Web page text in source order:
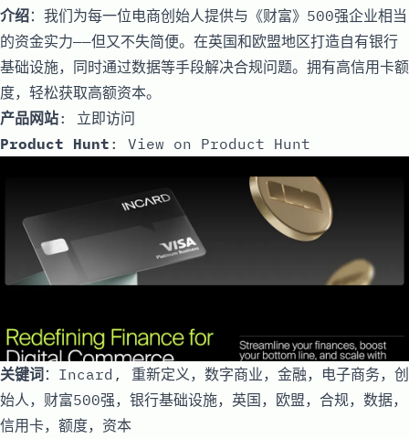
介绍：我们为每一位电商创始人提供与《财富》500强企业相当
的资金实力——但又不失简便。在英国和欧盟地区打造自有银行
基础设施，同时通过数据等手段解决合规问题。拥有高信用卡额
度，轻松获取高额资本。
产品网站: 立即访问
Product Hunt : View on Product Hunt
关键词：Incard, 重新定义，数字商业，金融，电子商务，创
始人，财富500强，银行基础设施，英国，欧盟，合规，数据，
信用卡，额度，资本